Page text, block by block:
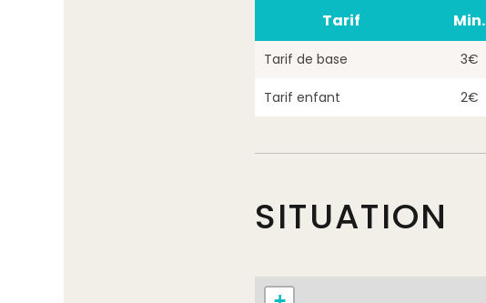
Tarif Min.
Tarif de base 3€
Tarif enfant 2€
SITUATION